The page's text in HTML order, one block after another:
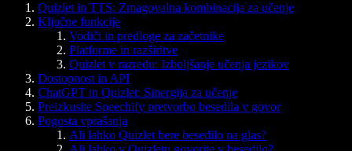
Quizlet in TTS: Zmagovalna kombinacija za učenje
Ključne funkcije
Vodiči in predloge za začetnike
Platforme in razširitve
Quizlet v razredu: Izboljšanje učenja jezikov
Dostopnost in API
ChatGPT in Quizlet: Sinergija za učenje
Preizkusite Speechify pretvorbo besedila v govor
Pogosta vprašanja
Ali lahko Quizlet bere besedilo na glas?